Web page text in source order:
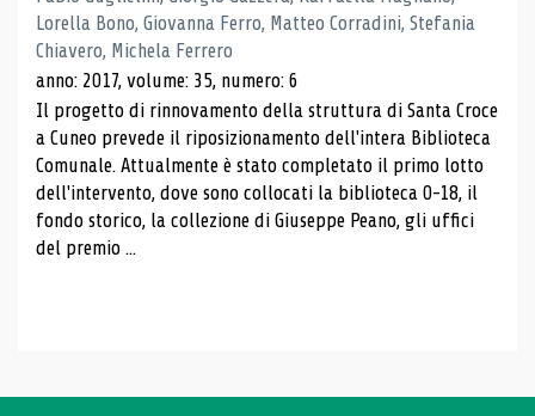
Lorella Bono, Giovanna Ferro, Matteo Corradini, Stefania
Chiavero, Michela Ferrero
anno: 2017, volume: 35, numero: 6
Il progetto di rinnovamento della struttura di Santa Croce
a Cuneo prevede il riposizionamento dell'intera Biblioteca
Comunale. Attualmente è stato completato il primo lotto
dell'intervento, dove sono collocati la biblioteca 0-18, il
fondo storico, la collezione di Giuseppe Peano, gli uffici
del premio ...